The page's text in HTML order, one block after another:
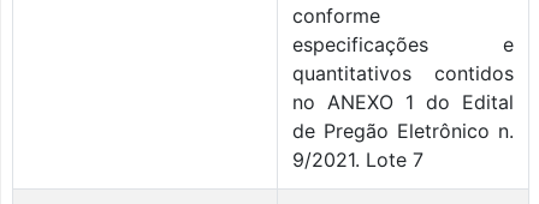
conforme
especificações e
quantitativos contidos
no ANEXO 1 do Edital
de Pregão Eletrônico n.
9/2021. Lote 7